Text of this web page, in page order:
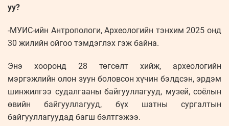
уу?
-МУИС-ийн Антропологи, Археологийн тэнхим 2025 онд
30 жилийн ойгоо тэмдэглэх гэж байна.
Энэ хооронд 28 төгсөлт хийж, археологийн
мэргэжлийн олон зуун боловсон хүчин бэлдсэн, эрдэм
шинжилгээ судалгааны байгууллагууд, музей, соёлын
өвийн байгууллагууд, бүх шатны сургалтын
байгууллагуудад багш бэлтгэжээ.